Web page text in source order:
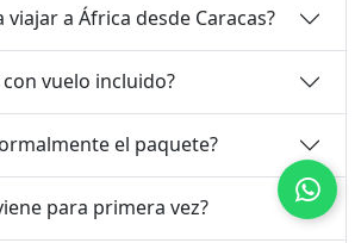
viajar a África desde Caracas?
vuelo incluido?
el paquete?
para primera vez?